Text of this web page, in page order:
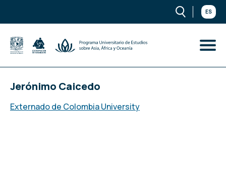
ES
Jerónimo Caicedo
Externado de Colombia University